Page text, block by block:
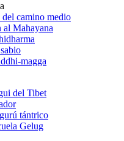
camino medio
al Mahayana
magga
del Tibet
tántrico
Gelug